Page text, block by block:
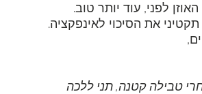
לפני, עוד יותר טוב.
את הסיכוי לאינפקציה.
טבילה קטנה, תני ללכה